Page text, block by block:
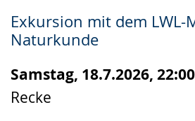
Exkursion mit dem LWL-
Naturkunde
Samstag, 18.7.2026,
Recke
wird
angezeigt.